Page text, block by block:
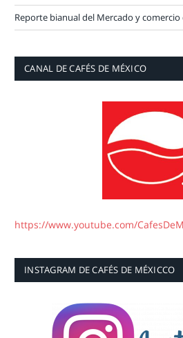
Reporte bianual del Mercado y comercio
CANAL DE CAFÉS DE MÉXICO
https://www.youtube.com/
INSTAGRAM DE CAFÉS DE MÉXICCO